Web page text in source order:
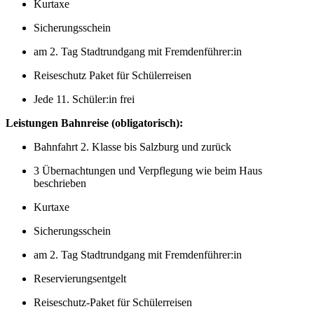
Kurtaxe
Sicherungsschein
am 2. Tag Stadtrundgang mit Fremdenführer:in
Reiseschutz Paket für Schülerreisen
Jede 11. Schüler:in frei
Leistungen Bahnreise (obligatorisch):
Bahnfahrt 2. Klasse bis Salzburg und zurück
3 Übernachtungen und Verpflegung wie beim Haus
beschrieben
Kurtaxe
Sicherungsschein
am 2. Tag Stadtrundgang mit Fremdenführer:in
Reservierungsentgelt
Reiseschutz-Paket für Schülerreisen